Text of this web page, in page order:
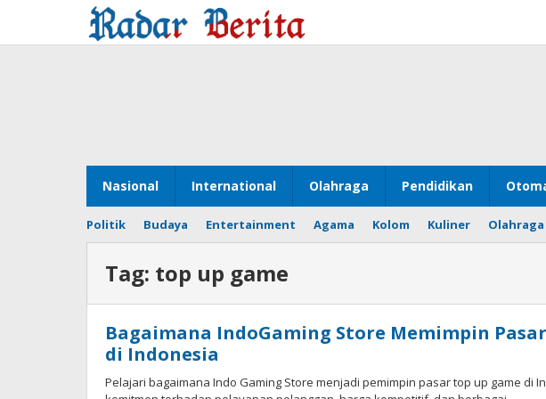
konten
Nasional International Olahraga Pendidikan
Politik Budaya Entertainment Agama Kolom Kuliner Olahraga
Tag: top up game
Bagaimana IndoGaming Store Memimpin
di Indonesia
Pelajari bagaimana Indo Gaming Store menjadi pemimpin pasar top up game di